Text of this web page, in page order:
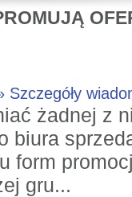
Szczegóły
żadnej z
biura
form
gru...